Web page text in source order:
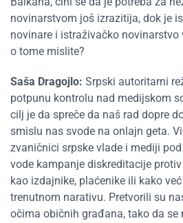
novinarstvom još izrazitija, dok je
novinare i istraživačko novinarstvo
o tome mislite?
Saša Dragojlo: Srpski autoritarni
potpunu kontrolu nad medijskom
cilj je da spreče da naš rad dopre
smislu nas svode na onlajn geta.
zvaničnici srpske vlade i mediji
vode kampanje diskreditacije
kao izdajnike, plaćenike ili kako
trenutnom narativu. Pretvorili su
očima običnih građana, tako da se